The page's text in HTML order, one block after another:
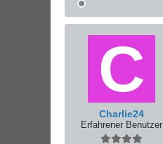
Charlie24
Erfahrener Benutzer